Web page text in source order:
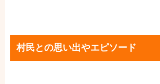
村民との思い出やエピソード